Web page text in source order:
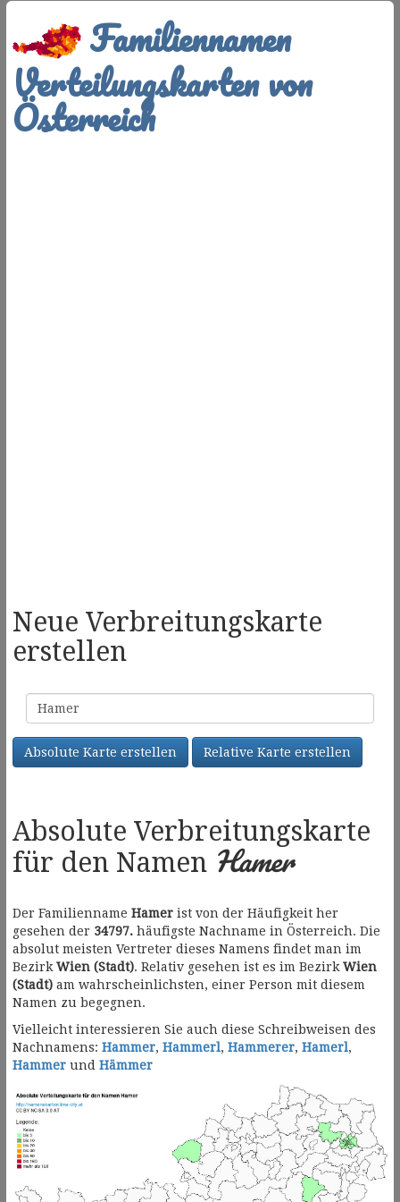
Familiennamen
Verteilungskarten von
Österreich
Neue Verbreitungskarte
erstellen
Familienname
Absolute Karte erstellen Relative Karte erstellen
Absolute Verbreitungskarte
für den Namen Hamer
Der Familienname Hamer ist von der Häufigkeit her
gesehen der 34797. häufigste Nachname in Österreich. Die
absolut meisten Vertreter dieses Namens findet man im
Bezirk Wien (Stadt). Relativ gesehen ist es im Bezirk Wien
(Stadt) am wahrscheinlichsten, einer Person mit diesem
Namen zu begegnen.
Vielleicht interessieren Sie auch diese Schreibweisen des
Nachnamens: Hammer, Hammerl, Hammerer, Hamerl,
Hammer und Hämmer